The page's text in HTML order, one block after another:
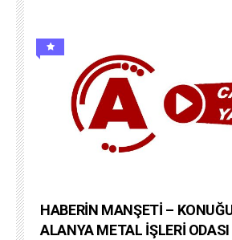
HABERİN MANŞETİ –
ALANYA METAL İŞLERİ